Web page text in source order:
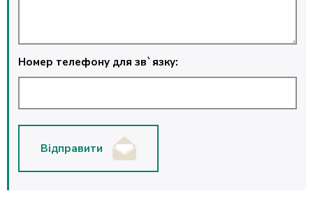
Номер телефону для зв`язку:
Відправити